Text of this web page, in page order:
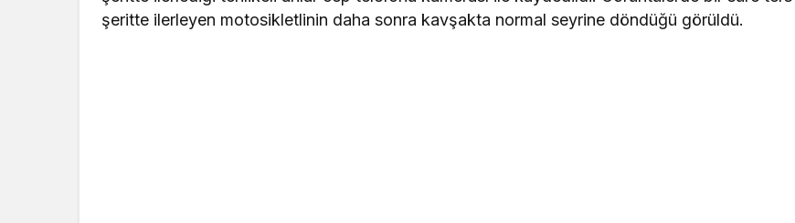
şeritte ilerleyen motosikletlinin daha sonra kavşakta normal seyrine döndüğü görüldü.